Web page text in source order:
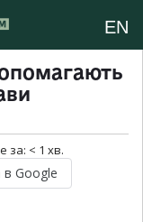
EN
за: < 1 хв.
в Google